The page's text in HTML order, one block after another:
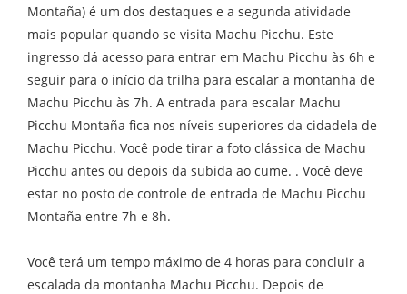
Montaña) é um dos destaques e a segunda atividade
mais popular quando se visita Machu Picchu. Este
ingresso dá acesso para entrar em Machu Picchu às 6h e
seguir para o início da trilha para escalar a montanha de
Machu Picchu às 7h. A entrada para escalar Machu
Picchu Montaña fica nos níveis superiores da cidadela de
Machu Picchu. Você pode tirar a foto clássica de Machu
Picchu antes ou depois da subida ao cume. . Você deve
estar no posto de controle de entrada de Machu Picchu
Montaña entre 7h e 8h.
Você terá um tempo máximo de 4 horas para concluir a
escalada da montanha Machu Picchu. Depois de